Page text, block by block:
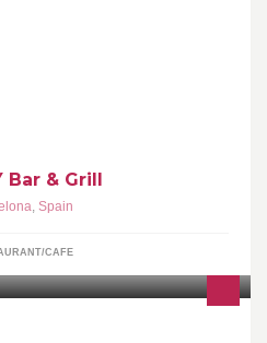
Bar & Grill
, Spain
CAFE